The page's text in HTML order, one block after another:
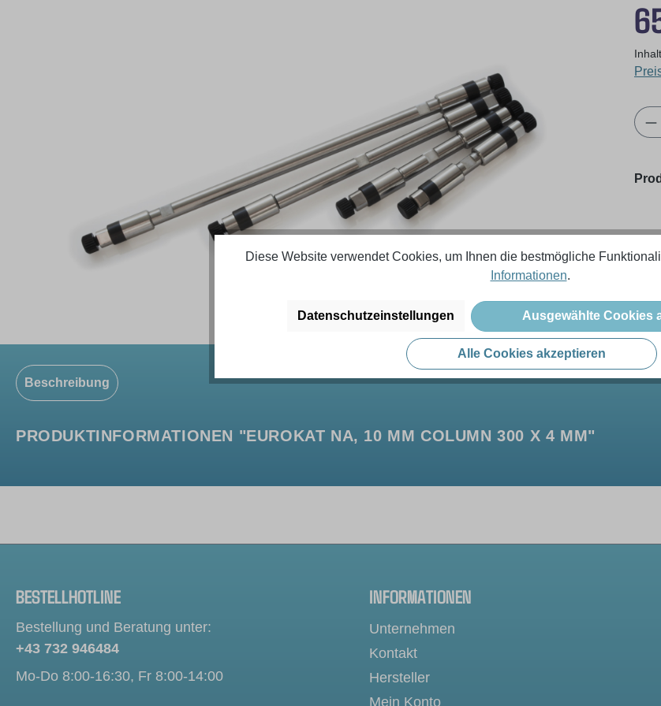
Beschreibung
PRODUKTINFORMATIONEN "EUROKAT NA, 10 ΜM COLUMN 300 X 4 MM"
BESTELLHOTLINE
Bestellung und Beratung unter:
+43 732 946484
Mo-Do 8:00-16:30, Fr 8:00-14:00
INFORMATIONEN
Unternehmen
Kontakt
Hersteller
Mein Konto
Diese Website verwendet Cookies, um Ihnen die bestmögliche
Informationen.
Datenschutzeinstellungen Ausgewählte Cookies
Alle Cookies akzeptieren